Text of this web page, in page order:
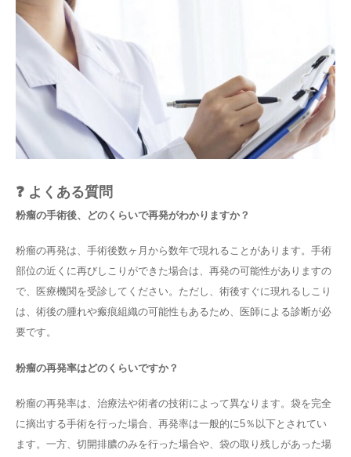
❓ よくある質問
粉瘤の手術後、どのくらいで再発がわかりますか？
粉瘤の再発は、手術後数ヶ月から数年で現れることがあります。手術
部位の近くに再びしこりができた場合は、再発の可能性がありますの
で、医療機関を受診してください。ただし、術後すぐに現れるしこり
は、術後の腫れや瘢痕組織の可能性もあるため、医師による診断が必
要です。
粉瘤の再発率はどのくらいですか？
粉瘤の再発率は、治療法や術者の技術によって異なります。袋を完全
に摘出する手術を行った場合、再発率は一般的に5％以下とされてい
ます。一方、切開排膿のみを行った場合や、袋の取り残しがあった場